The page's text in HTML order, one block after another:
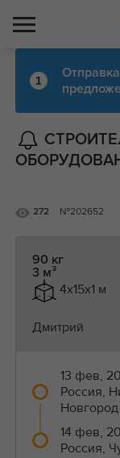
1
Отправка
272 №202652
90 кг
3 м³
4x15x1 м
Дмитрий
13 фев,
Россия,
Новгород
14 фев,
Россия,